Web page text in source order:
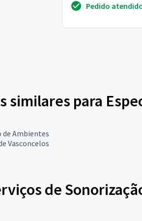
Pedido
similares para
de Ambientes
Vasconcelos
de